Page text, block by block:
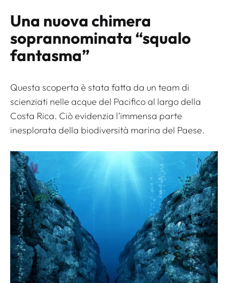
Una nuova chimera
soprannominata “squalo
fantasma”
Questa scoperta è stata fatta da un team di
scienziati nelle acque del Pacifico al largo della
Costa Rica. Ciò evidenzia l’immensa parte
inesplorata della biodiversità marina del Paese.